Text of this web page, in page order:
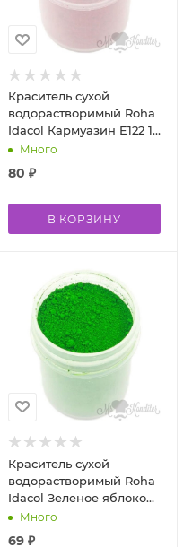
Краситель сухой
водорастворимый Roha
Idacol Кармуазин E122 10
грМного
80 ₽
В КОРЗИНУ
Краситель сухой
водорастворимый Roha
Idacol Зеленое яблоко
FCF R100 10 гр
Много
69₽